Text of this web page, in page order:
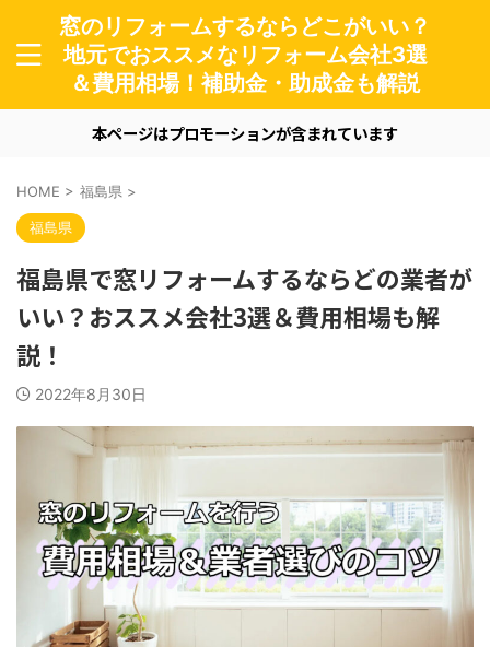
窓のリフォームするならどこがいい？
地元でおススメなリフォーム会社3選
＆費用相場！補助金・助成金も解説
本ページはプロモーションが含まれています
HOME > 福島県 >
福島県
福島県で窓リフォームするならどの業者が
いい？おススメ会社3選＆費用相場も解
説！
2022年8月30日